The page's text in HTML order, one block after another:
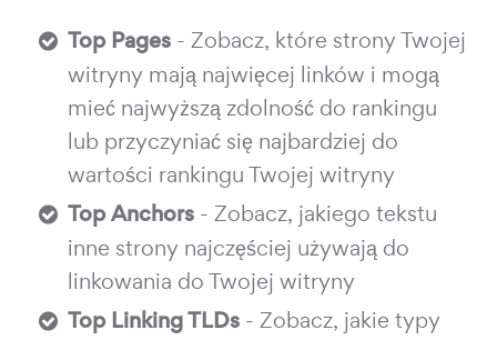
Top Pages - Zobacz, które strony Twojej
witryny mają najwięcej linków i mogą
mieć najwyższą zdolność do rankingu
lub przyczyniać się najbardziej do
wartości rankingu Twojej witryny
Top Anchors - Zobacz, jakiego tekstu
inne strony najczęściej używają do
linkowania do Twojej witryny
Top Linking TLDs - Zobacz, jakie typy